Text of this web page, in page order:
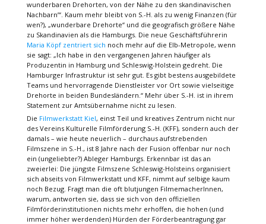
wunderbaren Drehorten, von der Nähe zu den skandinavischen
Nachbarn’“. Kaum mehr bleibt von S.-H. als zu wenig Finanzen (für
wen?), „wunderbare Drehorte“ und die geografisch größere Nähe
zu Skandinavien als die Hamburgs. Die neue Geschäftsführerin
Maria Köpf zentriert sich noch mehr auf die Elb-Metropole, wenn
sie sagt: „Ich habe in den vergangenen Jahren häufiger als
Produzentin in Hamburg und Schleswig-Holstein gedreht. Die
Hamburger Infrastruktur ist sehr gut. Es gibt bestens ausgebildete
Teams und hervorragende Dienstleister vor Ort sowie vielseitige
Drehorte in beiden Bundesländern.“ Mehr über S.-H. ist in ihrem
Statement zur Amtsübernahme nicht zu lesen.
Die Filmwerkstatt Kiel, einst Teil und kreatives Zentrum nicht nur
des Vereins Kulturelle Filmförderung S.-H. (KFF), sondern auch der
damals – wie heute neuerlich – durchaus aufstrebenden
Filmszene in S.-H., ist 8 Jahre nach der Fusion offenbar nur noch
ein (ungeliebter?) Ableger Hamburgs. Erkennbar ist das an
zweierlei: Die jüngste Filmszene Schleswig-Holsteins organisiert
sich abseits von Filmwerkstatt und KFF, nimmt auf selbige kaum
noch Bezug. Fragt man die oft blutjungen FilmemacherInnen,
warum, antworten sie, dass sie sich von den offiziellen
Filmförderinstitutionen nichts mehr erhoffen, die hohen (und
immer höher werdenden) Hürden der Förderbeantragung gar